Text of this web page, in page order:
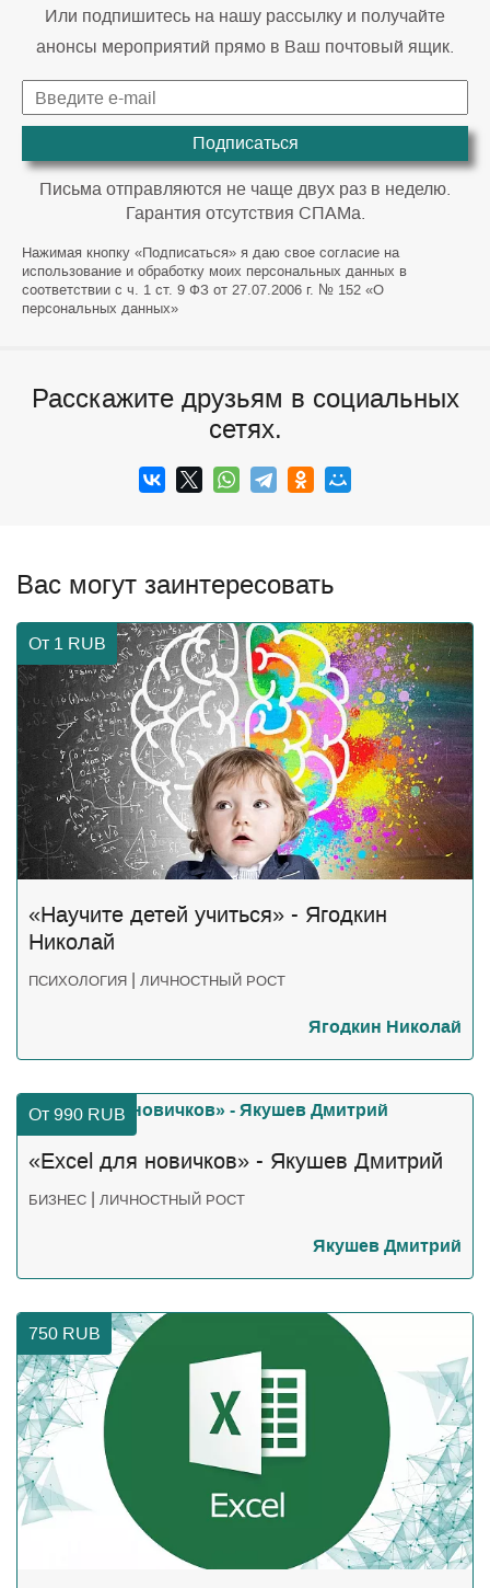
Или подпишитесь на нашу рассылку и получайте
анонсы мероприятий прямо в Ваш почтовый ящик.
Подписаться
Письма отправляются не чаще двух раз в неделю.
Гарантия отсутствия СПАМа.
Нажимая кнопку «Подписаться» я даю свое согласие на
использование и обработку моих персональных данных в
соответствии с ч. 1 ст. 9 ФЗ от 27.07.2006 г. № 152 «О
персональных данных»
Расскажите друзьям в социальных
сетях.
Вас могут заинтересовать
От 1 RUB
«Научите детей учиться» - Ягодкин
Николай
ПСИХОЛОГИЯ | ЛИЧНОСТНЫЙ РОСТ
Ягодкин Николай
От 990 RUB
«Excel для новичков» - Якушев Дмитрий
БИЗНЕС | ЛИЧНОСТНЫЙ РОСТ
Якушев Дмитрий
750 RUB